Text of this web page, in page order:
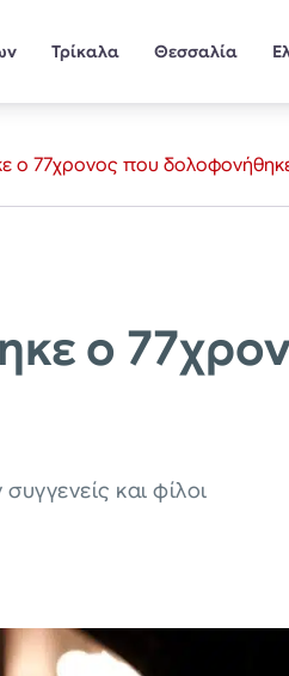
Τρίκαλα Θεσσαλία
ο 77χρονος που
ο
και φίλοι